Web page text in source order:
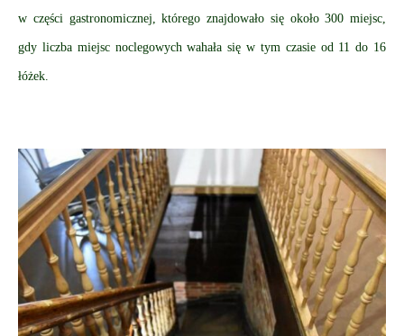
w części gastronomicznej, którego znajdowało się około 300 miejsc,
gdy liczba miejsc noclegowych wahała się w tym czasie od 11 do 16
łóżek.